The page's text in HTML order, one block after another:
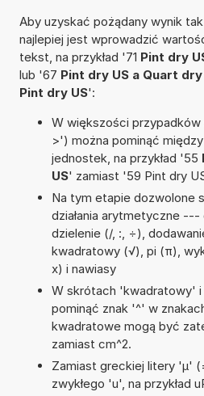
Aby uzyskać pożądany wynik
najlepiej jest wprowadzić
tekst, na przykład '71 Pint dry
lub '67 Pint dry US a Quart dry
Pint dry US':
W większości
>') można pominąć
jednostek, na przykład '55
US' zamiast '59 Pint dry
Na tym etapie dozwolone
działania arytmetyczne ---
dzielenie (/, :, ÷),
kwadratowy (√), pi (π),
x) i nawiasy
W skrótach 'kwadratowy'
pominąć znak '^' w
kwadratowe mogą być
zamiast cm^2.
Zamiast greckiej litery 'µ'
zwykłego 'u', na przykład